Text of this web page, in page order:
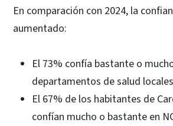
En comparación con 2024, la
aumentado:
El 73% confía bastante o
departamentos de salud
El 67% de los habitantes de
confían mucho o bastante en